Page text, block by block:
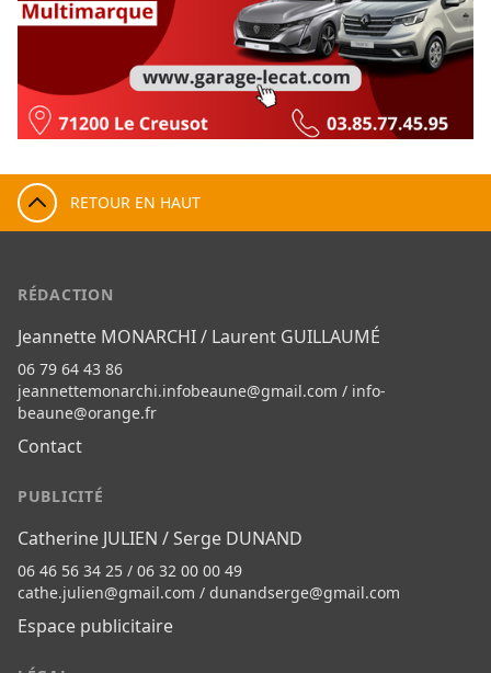
RETOUR EN HAUT
RÉDACTION
Jeannette MONARCHI / Laurent GUILLAUMÉ
06 79 64 43 86
jeannettemonarchi.infobeaune@gmail.com / info-
beaune@orange.fr
Contact
PUBLICITÉ
Catherine JULIEN / Serge DUNAND
06 46 56 34 25 / 06 32 00 00 49
cathe.julien@gmail.com / dunandserge@gmail.com
Espace publicitaire